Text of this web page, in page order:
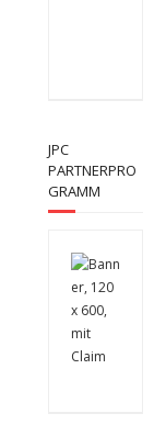
JPC
PARTNERPRO
GRAMM